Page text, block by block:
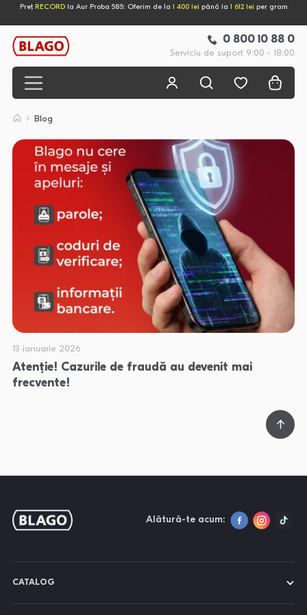
Preț RECORD la Aur Proba 585: Oferim de la 1 400 lei până la 1 612 lei per gram
0 800 10 88 0
Serviciu de suport 9:00 - 18:00
Blog
13 ianuarie 2026
Atenție! Cazurile de fraudă au devenit mai
frecvente!
Alătură-te acum:
CATALOG